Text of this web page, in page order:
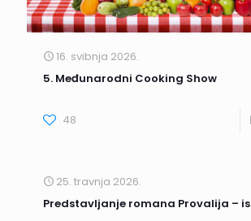
16. svibnja 2026.
5. Međunarodni Cooking Show
48
25. travnja 2026.
Predstavljanje romana Provalija –